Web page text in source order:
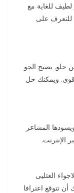
للغاية مع
للتعرف على
حلو. يصبح الجو
ويمكنك حل
المشاعر
الإنترنت.
العئليى
تتوقع اعترافا